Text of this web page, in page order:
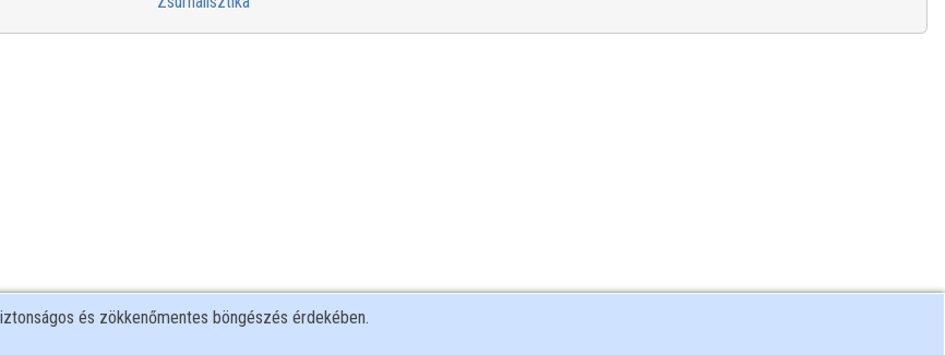
és zökkenőmentes böngészés érdekében.